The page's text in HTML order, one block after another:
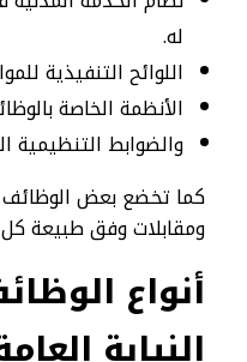
له.
اللوائح التنفيذية
الأنظمة الخاصة
والضوابط التنظيمية
كما تخضع بعض الوظائف
ومقابلات وفق طبيعة
أنواع